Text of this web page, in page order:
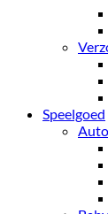
Speelgoed